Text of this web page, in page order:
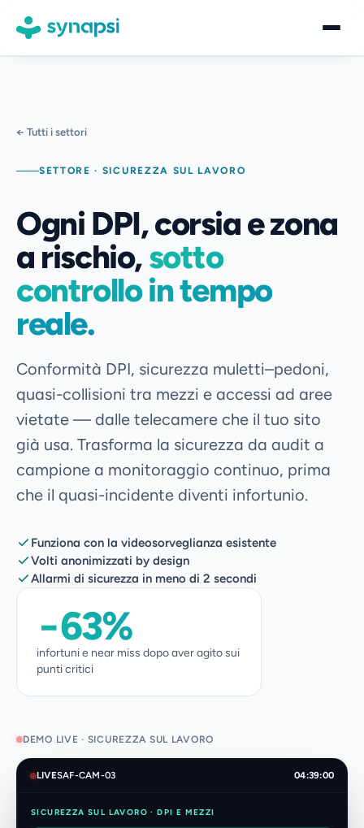
Logistica
Trasporti e mobilità
Eventi e strutture
Retail
Azienda
Chi siamo
Investitori
Blog
Press
IT EN
← Tutti i settori
SETTORE · SICUREZZA SUL LAVORO
Ogni DPI, corsia e zona
a rischio,sotto
controllo in tempo
reale.
Conformità DPI, sicurezza muletti–pedoni,
quasi-collisioni tra mezzi e accessi ad aree
vietate — dalle telecamere che il tuo sito
già usa. Trasforma la sicurezza da audit a
campione a monitoraggio continuo, prima
che il quasi-incidente diventi infortunio.
Funziona con la videosorveglianza esistente
Volti anonimizzati by design
Allarmi di sicurezza in meno di 2 secondi
−63%
infortuni e near miss dopo aver agito sui
punti critici
DEMO LIVE · SICUREZZA SUL LAVORO
LIVESAF-CAM-03 04:39:01
Analisi attiva
LIVE
SICUREZZA SUL LAVORO · DPI E MEZZI